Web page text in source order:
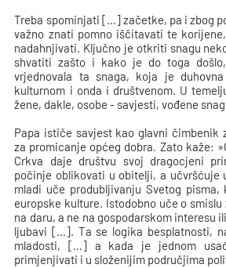
Treba spominjati […] začetke, pa i zbog
važno znati pomno iščitavati te
nadahnjivati. Ključno je otkriti snagu
shvatitizašto i kako je do toga
vrjednovala ta snaga, koja je
kulturnom i onda i društvenom. U
žene, dakle, osobe - savjesti, vođene
Papa ističe savjest kao glavni čimbenik
za promicanje općeg dobra. Zato kaže:
Crkva daje društvu svoj dragocjeni
počinje oblikovati u obitelji, a učvršćuje
mladi uče produbljivanju Svetog pisma,
europske kulture. Istodobno uče o
na daru, a ne na gospodarskom interesu
ljubavi […]. Ta se logika besplatnosti,
mladosti, […] a kada je jednom
primjenjivati i u složenijim područjima